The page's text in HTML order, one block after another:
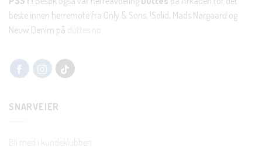
beste innen herremote fra Only & Sons, !Solid, Mads Nørgaard og
Neuw Denim på duttes.no
SNARVEIER
Bli med i kundeklubben